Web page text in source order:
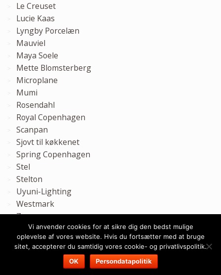
Le Creuset
Lucie Kaas
Lyngby Porcelæn
Mauviel
Maya Soele
Mette Blomsterberg
Microplane
Mumi
Rosendahl
Royal Copenhagen
Scanpan
Sjovt til køkkenet
Spring Copenhagen
Stel
Stelton
Uyuni-Lighting
Westmark
Zone
Zwilling
Ørskov
Vi anvender cookies for at sikre dig den bedst mulige
oplevelse af vores website. Hvis du fortsætter med at bruge
sitet, accepterer du samtidig vores cookie- og privatlivspolitik.
OK
Persondatapolitik